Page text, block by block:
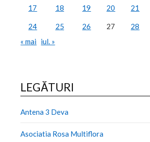
17 18 19 20 21
24 25 26 27 28
« mai iul. »
LEGĂTURI
Antena 3 Deva
Asociatia Rosa Multiflora